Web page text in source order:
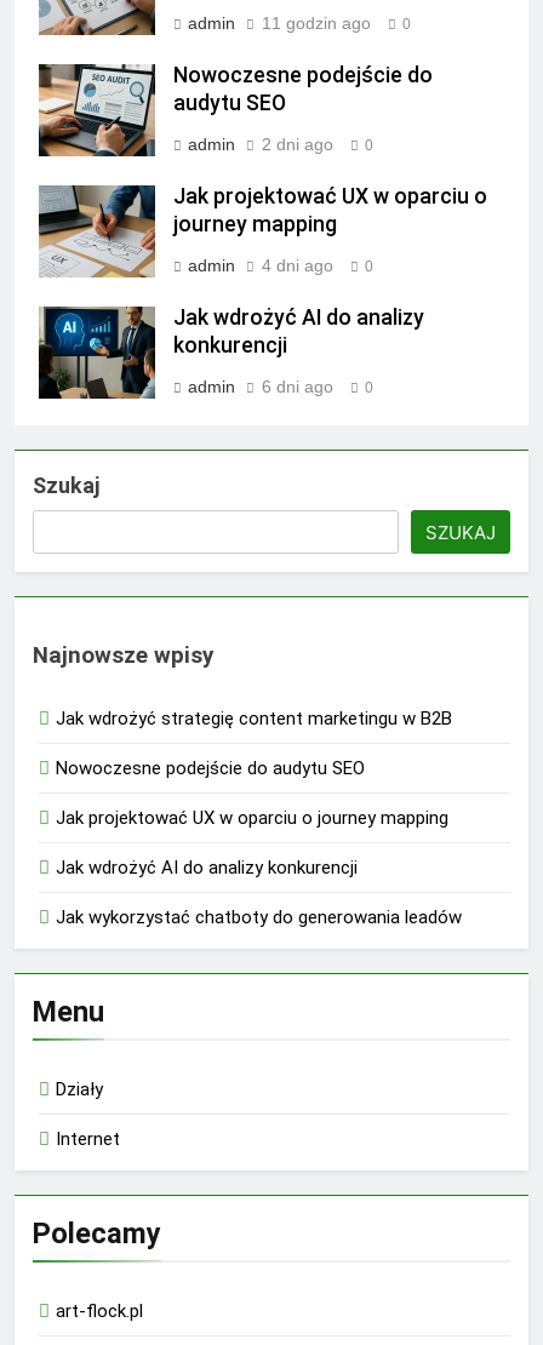
admin 11 godzin ago 0
Nowoczesne podejście do
audytu SEO
admin 2 dni ago 0
Jak projektować UX w oparciu o
journey mapping
admin 4 dni ago 0
Jak wdrożyć AI do analizy
konkurencji
admin 6 dni ago 0
Szukaj
SZUKAJ
Najnowsze wpisy
Jak wdrożyć strategię content marketingu w B2B
Nowoczesne podejście do audytu SEO
Jak projektować UX w oparciu o journey mapping
Jak wdrożyć AI do analizy konkurencji
Jak wykorzystać chatboty do generowania leadów
Menu
Działy
Internet
Polecamy
art-flock.pl